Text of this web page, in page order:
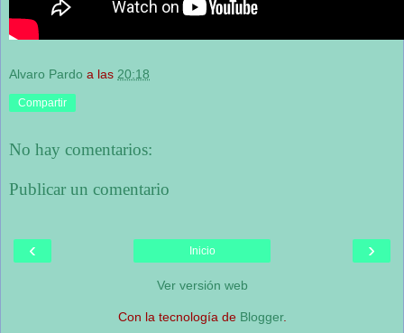
Alvaro Pardo a las 20:18
Compartir
No hay comentarios:
Publicar un comentario
‹ ›
Inicio
Ver versión web
Con la tecnología de Blogger.